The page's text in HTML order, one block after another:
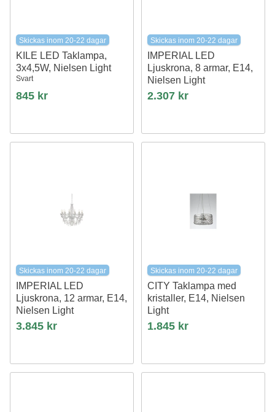
Skickas inom 20-22 dagar
KILE LED Taklampa,
3x4,5W, Nielsen Light
Svart
845 kr
Skickas inom 20-22 dagar
IMPERIAL LED
Ljuskrona, 8 armar, E14,
Nielsen Light
Glas/metall
2.307 kr
Skickas inom 20-22 dagar
IMPERIAL LED
Ljuskrona, 12 armar, E14,
Nielsen Light
Glas/metall
3.845 kr
Skickas inom 20-22 dagar
CITY Taklampa med
kristaller, E14, Nielsen
Light
1.845 kr